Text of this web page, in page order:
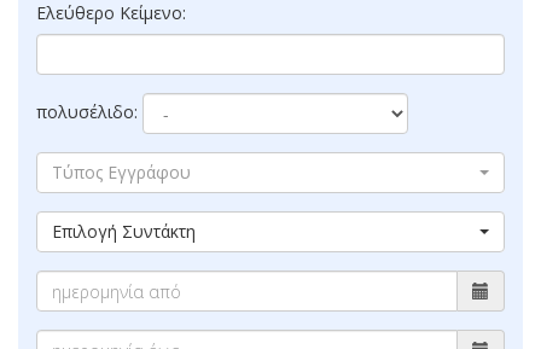
Ελεύθερο Κείμενο:
πολυσέλιδο:
Τύπος Εγγράφου
Επιλογή Συντάκτη